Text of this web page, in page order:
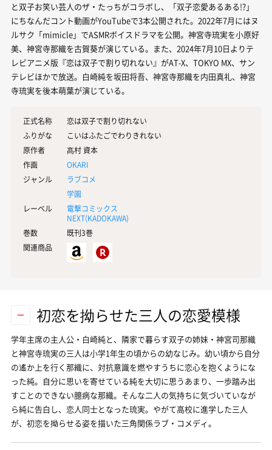
と双子お笑い芸人のザ・たっちがコラボし、「双子恋愛あるある!?」
にちなんだコント動画がYouTubeで3本公開された。2022年7月にはヌ
ルサク「mimicle」でASMRボイスドラマを公開。神宮寺琉実を小原好
美、神宮寺那織を古賀葵が演じている。また、2024年7月10日よりテ
レビアニメ版『恋は双子で割り切れない』がAT-X、TOKYO MX、サン
テレビほかで放送。白崎純を坂田将吾、神宮寺那織を内田真礼、神宮
寺琉実を後本萌葉が演じている。
正式名称
恋は双子で割り切れない
ふりがな
こいはふたごでわりきれない
原作者
髙村 資本
作画
OKARI
ジャンル
ラブコメ
学園
レーベル
電撃コミックス
NEXT(KADOKAWA)
巻数
既刊3巻
関連商品
初恋を拗らせた三人の恋愛模様
学年主席の主人公・白崎純と、隣家で暮らす双子の姉妹・神宮司那織
と神宮寺琉実の三人は小学1年生の頃からの幼なじみ。幼い頃から自分
の遙か上を行く那織に、対抗意識を燃やすうちに恋心を抱くようにな
った純。自分に思いを寄せている純を大切に思うあまり、一歩踏み出
すことのできない臆病な那織。そんな二人の気持ちに気づいていなが
ら純に告白し、恋人同士となった琉実。やがて高校に進学した三人
が、初恋を拗らせる姿を描いた三角関係ラブ・コメディ。